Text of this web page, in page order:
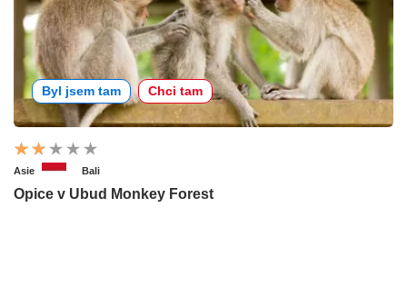
Byl jsem tam Chci tam
Asie Bali
Opice v Ubud Monkey Forest